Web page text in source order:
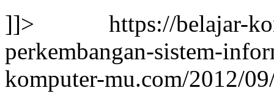
]]> https://belajar-
perkembangan-sistem-
komputer-mu.com/2012/